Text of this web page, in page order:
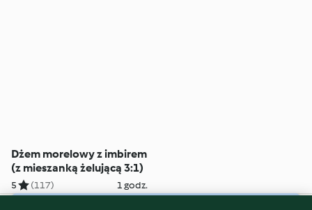
Dżem morelowy z imbirem
(z mieszanką żelującą 3:1)
5 (117) 1 godz.